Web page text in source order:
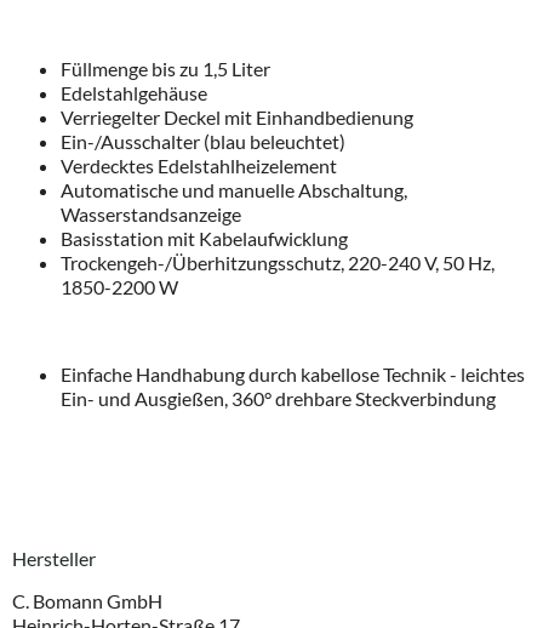
Füllmenge bis zu 1,5 Liter
Edelstahlgehäuse
Verriegelter Deckel mit Einhandbedienung
Ein-/Ausschalter (blau beleuchtet)
Verdecktes Edelstahlheizelement
Automatische und manuelle Abschaltung,
Wasserstandsanzeige
Basisstation mit Kabelaufwicklung
Trockengeh-/Überhitzungsschutz, 220-240 V, 50 Hz,
1850-2200 W
Einfache Handhabung durch kabellose Technik - leichtes
Ein- und Ausgießen, 360° drehbare Steckverbindung
Hersteller
C. Bomann GmbH